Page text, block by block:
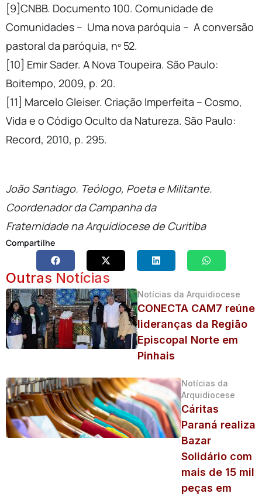
[9]CNBB. Documento 100. Comunidade de
Comunidades – Uma nova paróquia – A conversão
pastoral da paróquia, nº 52.
[10] Emir Sader. A Nova Toupeira. São Paulo:
Boitempo, 2009, p. 20.
[11] Marcelo Gleiser. Criação Imperfeita – Cosmo,
Vida e o Código Oculto da Natureza. São Paulo:
Record, 2010, p. 295.
João Santiago. Teólogo, Poeta e Militante.
Coordenador da Campanha da
Fraternidade na Arquidiocese de Curitiba
Compartilhe
Outras Notícias
Notícias da Arquidiocese
CONECTA CAM7 reúne
lideranças da Região
Episcopal Norte em
Pinhais
Notícias da
Arquidiocese
Cáritas
Paraná realiza
Bazar
Solidário com
mais de 15 mil
peças em